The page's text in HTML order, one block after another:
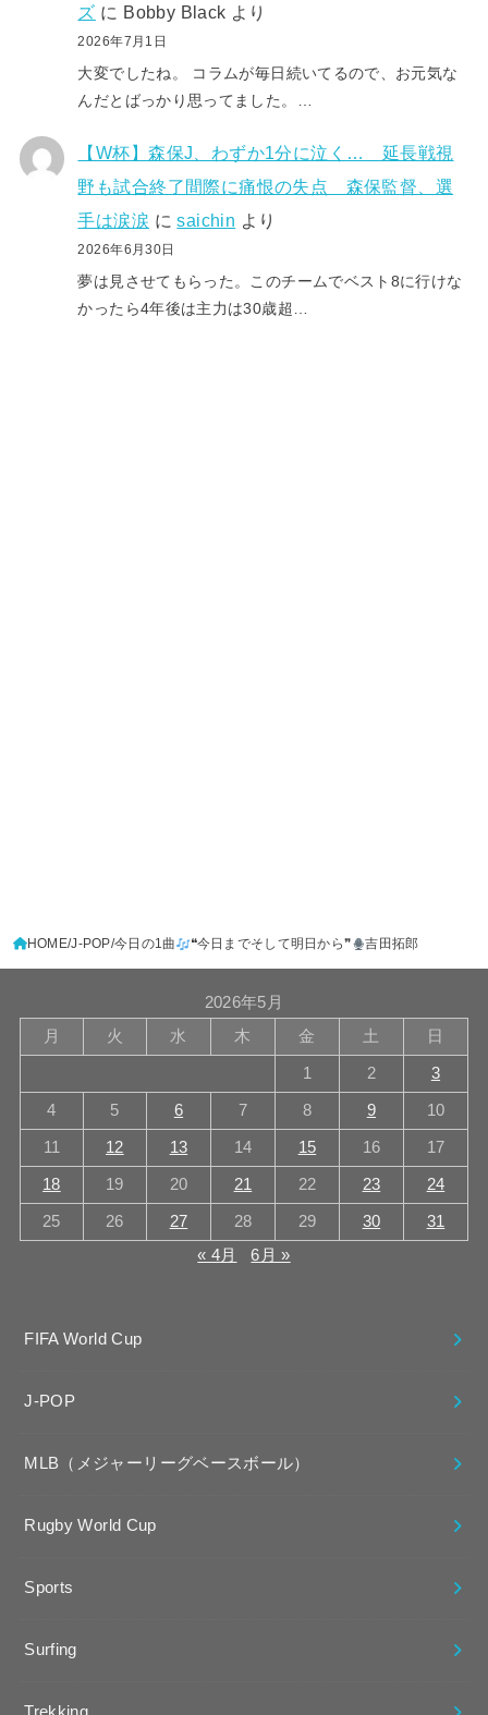
ズ に Bobby Black より
2026年7月1日
大変でしたね。 コラムが毎日続いてるので、お元気な
んだとばっかり思ってました。…
【W杯】森保J、わずか1分に泣く… 延長戦視
野も試合終了間際に痛恨の失点 森保監督、選
手は涙涙 にsaichin より
2026年6月30日
夢は見させてもらった。このチームでベスト8に行けな
かったら4年後は主力は30歳超…
HOME J-POP 今日の1曲 ❝今日までそして明日から❞ 吉田拓郎
2026年5月
月
火 水 木 金 土 日
1 2 3
4 5 6 7 8 9 10
11 12 13 14 15 16 17
18 19 20 21 22 23 24
25 26 27 28 29 30
31
« 4月
6月 »
FIFA World Cup
J-POP
MLB（メジャーリーグベースボール）
Rugby World Cup
Sports
Surfing